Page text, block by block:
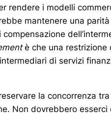
rendere i modelli
mantenere una
è che una restrizione
di servizi
la concorrenza
Non dovrebbero esserci